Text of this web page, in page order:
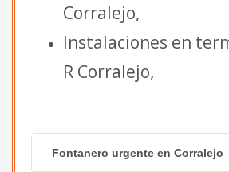
Corralejo,
Instalaciones en
R Corralejo,
Fontanero urgente en Corralejo